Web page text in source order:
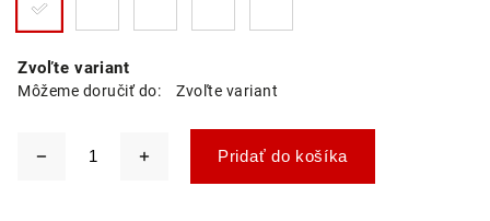
Zvoľte variant
Môžeme doručiť do: Zvoľte variant
Pridať do košíka